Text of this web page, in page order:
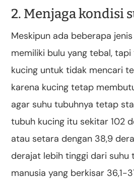
2. Menjaga kondisi
Meskipun ada beberapa
memiliki bulu yang tebal,
kucing untuk tidak mencari
karena kucing tetap
agar suhu tubuhnya tetap
tubuh kucing itu sekitar 102
atau setara dengan 38,9
derajat lebih tinggi dari suhu
manusia yang berkisar 36,1-